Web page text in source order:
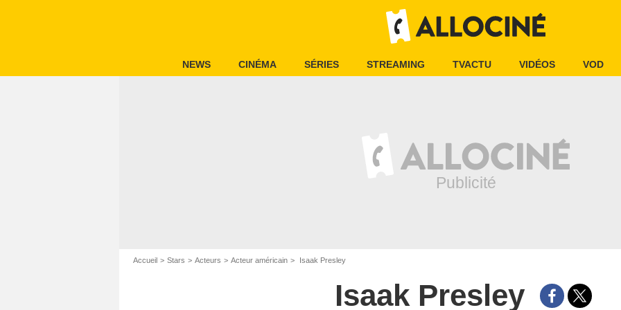
NEWS CINÉMA SÉRIES STREAMING TVACTU VIDÉOS VOD
Accueil Stars Acteurs Acteur américain Isaak Presley
Isaak Presley